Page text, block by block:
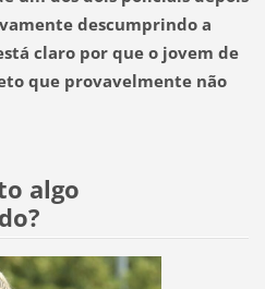
descumprindo a
claro por que o jovem de
que provavelmente não
algo